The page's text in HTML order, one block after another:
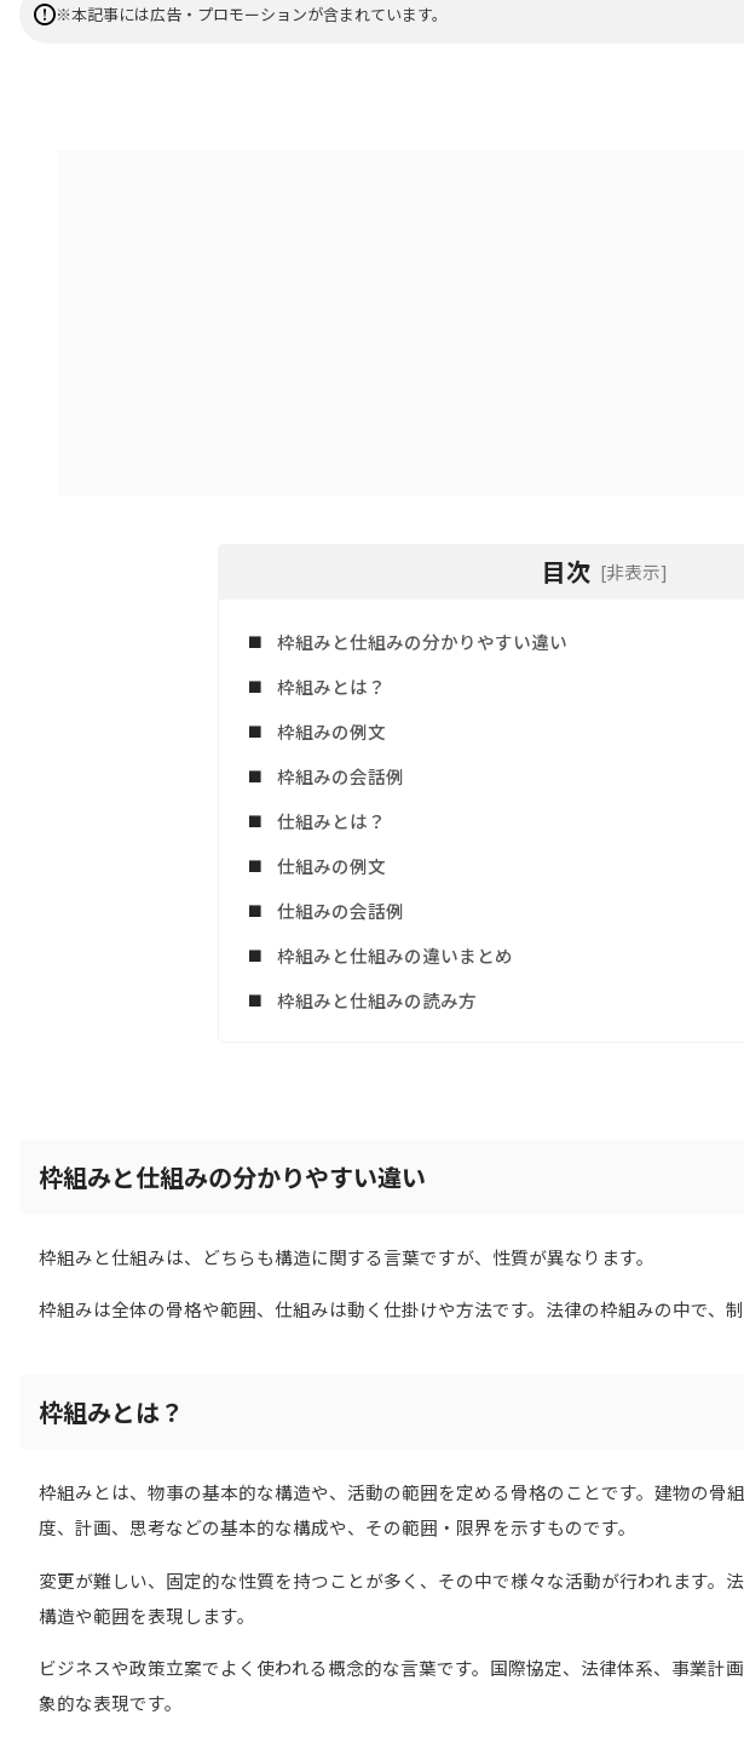
※本記事には広告・プロモーションが含まれています。
目次 [非表示]
枠組みと仕組みの分かりやすい違い
枠組みとは？
枠組みの例文
枠組みの会話例
仕組みとは？
仕組みの例文
仕組みの会話例
枠組みと仕組みの違いまとめ
枠組みと仕組みの読み方
枠組みと仕組みの分かりやすい違い
枠組みと仕組みは、どちらも構造に関する言葉ですが、性質が異なります。
枠組みは全体の骨格や範囲、仕組みは動く仕掛けや方法です。法律の枠組みの中で、
枠組みとは？
枠組みとは、物事の基本的な構造や、活動の範囲を定める骨格のことです。建物の骨
度、計画、思考などの基本的な構成や、その範囲・限界を示すものです。
変更が難しい、固定的な性質を持つことが多く、その中で様々な活動が行われます。
構造や範囲を表現します。
ビジネスや政策立案でよく使われる概念的な言葉です。国際協定、法律体系、事業計
象的な表現です。